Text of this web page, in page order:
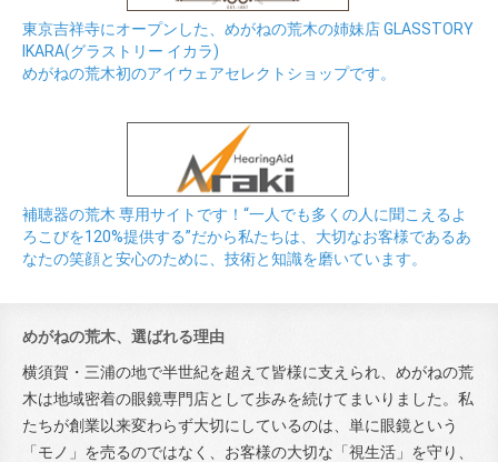
東京吉祥寺にオープンした、めがねの荒木の姉妹店 GLASSTORY
IKARA(グラストリー イカラ)
めがねの荒木初のアイウェアセレクトショップです。
補聴器の荒木 専用サイトです！“一人でも多くの人に聞こえるよ
ろこびを120%提供する”だから私たちは、大切なお客様であるあ
なたの笑顔と安心のために、技術と知識を磨いています。
めがねの荒木、選ばれる理由
横須賀・三浦の地で半世紀を超えて皆様に支えられ、めがねの荒
木は地域密着の眼鏡専門店として歩みを続けてまいりました。私
たちが創業以来変わらず大切にしているのは、単に眼鏡という
「モノ」を売るのではなく、お客様の大切な「視生活」を守り、